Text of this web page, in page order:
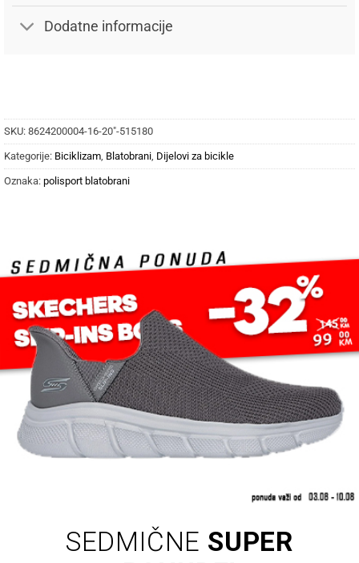
Dodatne informacije
SKU: 8624200004-16-20"-515180
Kategorije: Biciklizam, Blatobrani, Dijelovi za bicikle
Oznaka: polisport blatobrani
SEDMIČNE SUPER